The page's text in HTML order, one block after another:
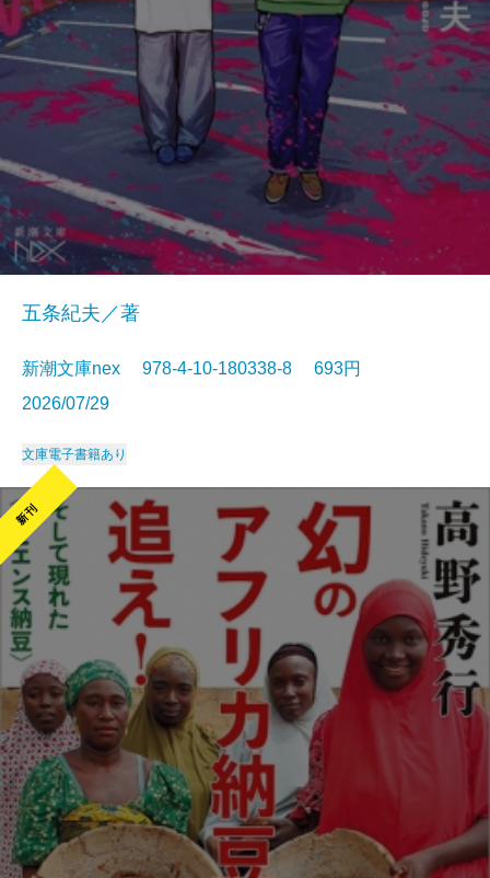
五条紀夫／著
新潮文庫nex 978-4-10-180338-8 693円
2026/07/29
文庫電子書籍あり
新刊